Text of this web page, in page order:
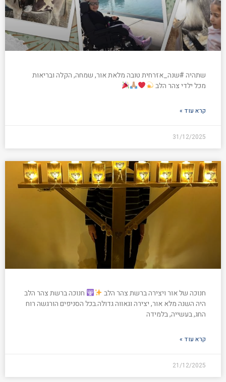
שתהיה #שנה_אזרחית טובה מלאת אור, שמחה, הקלה ובריאות
מכל ילדי צהר הלב
קרא עוד »
31/12/2025
חנוכה של אור ויצירה ברשת צהר הלב
חנוכה ברשת צהר הלב
היה השנה מלא אור, יצירה וגאווה גדולה.בכל הסניפים הורגשה רוח
החג, בעשייה, בלמידה
קרא עוד »
21/12/2025